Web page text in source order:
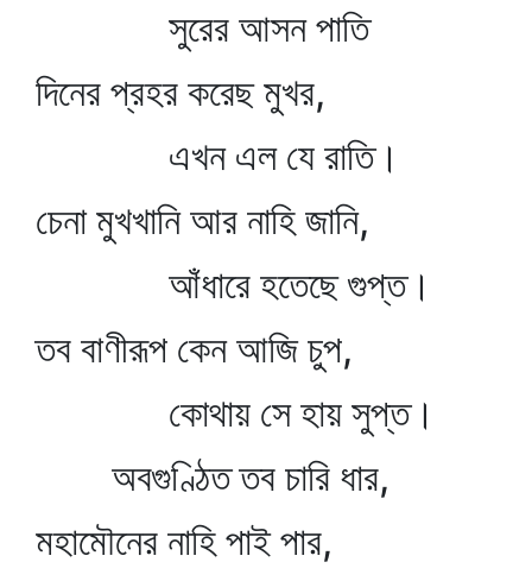
সুরের আসন পাতি
দিনের প্রহর করেছ মুখর,
এখন এল যে রাতি।
চেনা মুখখানি আর নাহি জানি,
আঁধারে হতেছে গুপ্ত।
তব বাণীরূপ কেন আজি চুপ,
কোথায় সে হায় সুপ্ত।
অবগুণ্ঠিত তব চারি ধার,
মহামৌনের নাহি পাই পার,